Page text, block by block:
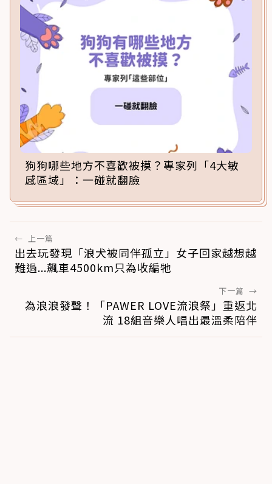
狗狗哪些地方不喜歡被摸？專家列「4大敏
感區域」：一碰就翻臉
← 上一篇
出去玩發現「浪犬被同伴孤立」女子回家越想越
難過...飆車4500km只為收編牠
下一篇 →
為浪浪發聲！「PAWER LOVE流浪祭」重返北
流 18組音樂人唱出最溫柔陪伴